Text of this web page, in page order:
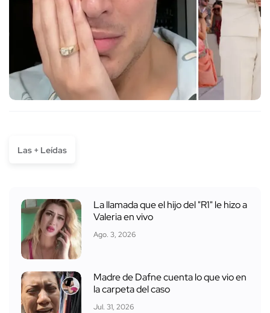
Las + Leídas
La llamada que el hijo del "R1" le hizo a
Valeria en vivo
Ago. 3, 2026
Madre de Dafne cuenta lo que vio en
la carpeta del caso
Jul. 31, 2026